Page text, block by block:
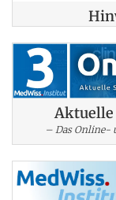
Aktuelle
– Das Online-